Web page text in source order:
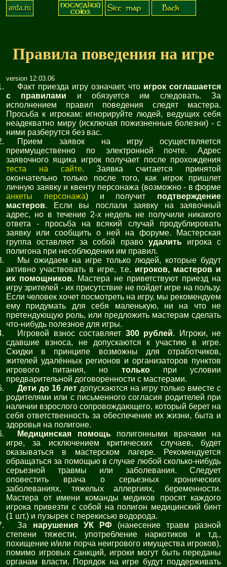
arda.ru
Правила поведения на игре
version 12.03.06
Факт приезда игру означает, что игрок соглашается
с правилами и обязуется им следовать. За
исполнением правил поведения следят мастера.
Просьба к игрокам: игнорируйте людей, ведущих себя
неадекватно миру (исключая пожизненные болезни) - с
ними разберутся без вас.
Прием заявок на игру осуществляется
преимущественно по электронной почте. Адрес
заявочного ящика игрок получает после прохождения
теста на сайте. Заявка считается принятой
окончательно только после того, как игрок пришлет
личную заявку и квенту персонажа (возможно - в форме
анкеты персонажа) и получит подтверждение
мастеров. Если вы послали заявку на заявочный
адрес, но в течение 2-х недель не получили никакого
ответа - просьба на всякий случай продублировать
заявку или сообщить о ней на форуме. Мастерская
группа оставляет за собой право удалитьигрока с
полигона при несоблюдении им правил.
Мы ожидаем на игре только людей, которые будут
активно участвовать в игре, т.е. игроков, мастеров и
их помощников. Мастера не приветствуют приезд на
игру зрителей - их присутствие не пойдет игре на пользу.
Если человек хочет посмотреть на игру, мы рекомендуем
ему придумать для себя маленькую, ни на что не
претендующую роль, или предложить мастерам сделать
что-нибудь полезное для игры.
Игровой взнос составляет 300 рублей. Игроки, не
сдавшие взноса, не допускаются к участию в игре.
Скидки в принципе возможны для отработчиков,
жителей удалённых регионов и организаторов пунктов
игрового питания, но толькопри условии
предварительной договоренности с мастерами.
Дети до 16 летдопускаются на игру только вместе с
родителями или с письменного согласия родителей при
наличии взрослого сопровождающего, который берет на
себя ответственность за обеспечение их жизни, быта и
здоровья на полигоне.
Медицинская помощьполигонными врачами на
игре, за исключением критических случаев, будет
оказываться в мастерском лагере. Рекомендуется
обращаться за помощью в случае любой сколько-нибудь
серьезной травмы или заболевания. Следует
оповестить врача о серьезных хронических
заболеваниях, тяжелых аллергиях, беременности.
Мастера от имени команды медиков просят каждого
игрока привезти с собой на полигон медицинский бинт
(1 шт.) и пузырек с перекисью водорода.
За нарушения УК РФ (нанесение травм разной
степени тяжести, употребление наркотиков и т.д.,
похищение и/или порча неигрового имущества игроков),
помимо игровых санкций, игроки могут быть переданы
органам власти. Порядок на игре будут поддерживать